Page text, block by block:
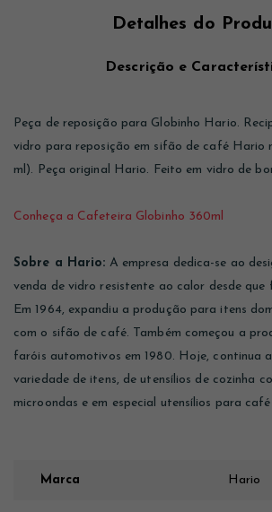
Detalhes do
Descrição e
Peça de reposição para Globinho Hario.
vidro para reposição em sifão de café Hario
ml). Peça original Hario. Feito em vidro de
Conheça a Cafeteira Globinho 360ml
Sobre a Hario: A empresa dedica-se ao
venda de vidro resistente ao calor desde que
Em 1964, expandiu a produção para itens
com o sifão de café. Também começou a
faróis automotivos em 1980. Hoje, continua
variedade de itens, de utensílios de cozinha
microondas e em especial utensílios para café
Marca Hario